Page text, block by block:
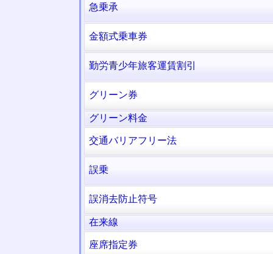
急乗承
金額式乗車券
勤労青少年旅客運賃割引
グリーン券
グリーン料金
交通バリアフリー法
誤乗
誤消去防止符号
在来線
座席指定券